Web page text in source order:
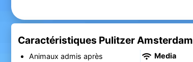
Caractéristiques Pulitzer Amsterdam
Animaux admis après
Media